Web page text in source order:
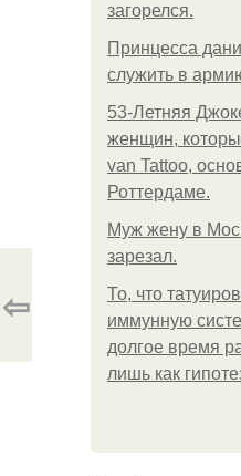
загорелся.
Принцесса
служить в
53-Летняя
женщин,
van Tattoo,
Роттердаме.
Mуж жену в
зарезал.
То, что
иммунную
долгое время
лишь как
⇦